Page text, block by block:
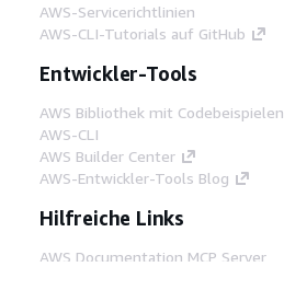
AWS-Servicerichtlinien
AWS-CLI-Tutorials auf GitHub
Entwickler-Tools
AWS Bibliothek mit Codebeispielen
AWS-CLI
AWS Builder Center
AWS-Entwickler-Tools Blog
Hilfreiche Links
AWS Documentation MCP Server